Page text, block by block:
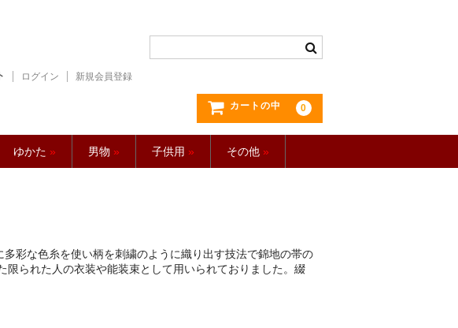
ログイン 新規会員登録
カートの中 0
ゆかた » 男物 » 子供用 » その他 »
彩な色糸を使い柄を刺繍のように織り出す技法で錦地の帯の
られた人の衣装や能装束として用いられておりました。綴